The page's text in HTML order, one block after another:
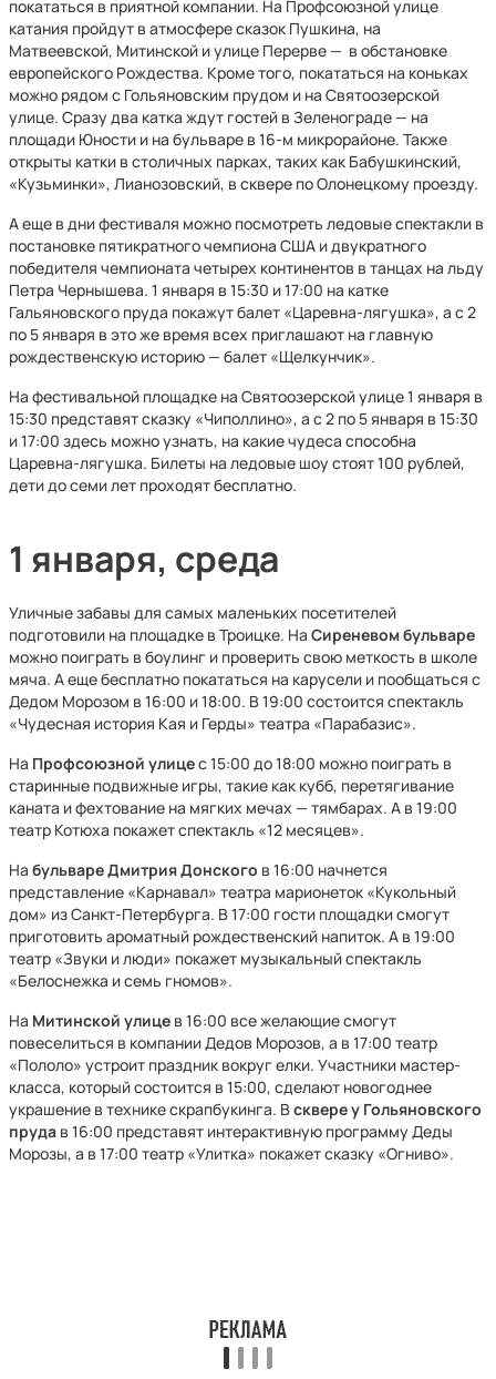
покататься в приятной компании. На Профсоюзной улице
катания пройдут в атмосфере сказок Пушкина, на
Матвеевской, Митинской и улице Перерве — в обстановке
европейского Рождества. Кроме того, покататься на коньках
можно рядом с Гольяновским прудом и на Святоозерской
улице. Сразу два катка ждут гостей в Зеленограде — на
площади Юности и на бульваре в 16-м микрорайоне. Также
открыты катки в столичных парках, таких как Бабушкинский,
«Кузьминки», Лианозовский, в сквере по Олонецкому проезду.
А еще в дни фестиваля можно посмотреть ледовые спектакли в
постановке пятикратного чемпиона США и двукратного
победителя чемпионата четырех континентов в танцах на льду
Петра Чернышева. 1 января в 15:30 и 17:00 на катке
Гальяновского пруда покажут балет «Царевна-лягушка», а с 2
по 5 января в это же время всех приглашают на главную
рождественскую историю — балет «Щелкунчик».
На фестивальной площадке на Святоозерской улице 1 января в
15:30 представят сказку «Чиполлино», а с 2 по 5 января в 15:30
и 17:00 здесь можно узнать, на какие чудеса способна
Царевна-лягушка. Билеты на ледовые шоу стоят 100 рублей,
дети до семи лет проходят бесплатно.
1 января, среда
Уличные забавы для самых маленьких посетителей
подготовили на площадке в Троицке. На Сиреневом бульваре
можно поиграть в боулинг и проверить свою меткость в школе
мяча. А еще бесплатно покататься на карусели и пообщаться с
Дедом Морозом в 16:00 и 18:00. В 19:00 состоится спектакль
«Чудесная история Кая и Герды» театра «Парабазис».
На Профсоюзной улицес 15:00 до 18:00 можно поиграть в
старинные подвижные игры, такие как кубб, перетягивание
каната и фехтование на мягких мечах — тямбарах. А в 19:00
театр Котюха покажет спектакль «12 месяцев».
На бульваре Дмитрия Донского в 16:00 начнется
представление «Карнавал» театра марионеток «Кукольный
дом» из Санкт-Петербурга. В 17:00 гости площадки смогут
приготовить ароматный рождественский напиток. А в 19:00
театр «Звуки и люди» покажет музыкальный спектакль
«Белоснежка и семь гномов».
На Митинской улице в 16:00 все желающие смогут
повеселиться в компании Дедов Морозов, а в 17:00 театр
«Пололо» устроит праздник вокруг елки. Участники мастер-
класса, который состоится в 15:00, сделают новогоднее
украшение в технике скрапбукинга. Всквере у Гольяновского
пруда в 16:00 представят интерактивную программу Деды
Морозы, а в 17:00 театр «Улитка» покажет сказку «Огниво».